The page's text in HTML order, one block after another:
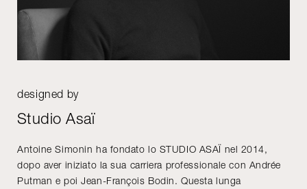
designed by
Studio Asaï
Antoine Simonin ha fondato lo STUDIO ASAÏ nel 2014,
dopo aver iniziato la sua carriera professionale con Andrée
Putman e poi Jean-François Bodin. Questa lunga